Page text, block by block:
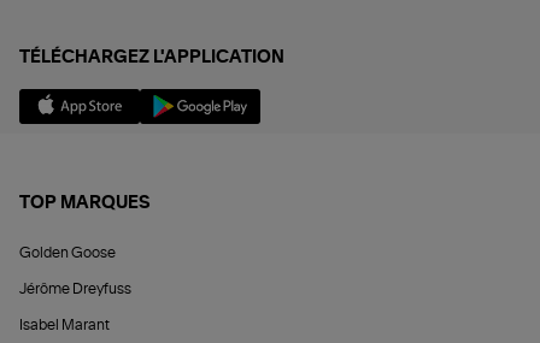
TÉLÉCHARGEZ L'APPLICATION
TOP MARQUES
Golden Goose
Jérôme Dreyfuss
Isabel Marant